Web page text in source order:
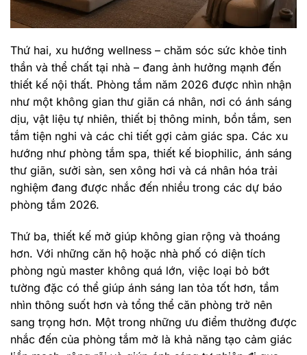
Thứ hai, xu hướng wellness – chăm sóc sức khỏe tinh
thần và thể chất tại nhà – đang ảnh hưởng mạnh đến
thiết kế nội thất. Phòng tắm năm 2026 được nhìn nhận
như một không gian thư giãn cá nhân, nơi có ánh sáng
dịu, vật liệu tự nhiên, thiết bị thông minh, bồn tắm, sen
tắm tiện nghi và các chi tiết gợi cảm giác spa. Các xu
hướng như phòng tắm spa, thiết kế biophilic, ánh sáng
thư giãn, sưởi sàn, sen xông hơi và cá nhân hóa trải
nghiệm đang được nhắc đến nhiều trong các dự báo
phòng tắm 2026.
Thứ ba, thiết kế mở giúp không gian rộng và thoáng
hơn. Với những căn hộ hoặc nhà phố có diện tích
phòng ngủ master không quá lớn, việc loại bỏ bớt
tường đặc có thể giúp ánh sáng lan tỏa tốt hơn, tầm
nhìn thông suốt hơn và tổng thể căn phòng trở nên
sang trọng hơn. Một trong những ưu điểm thường được
nhắc đến của phòng tắm mở là khả năng tạo cảm giác